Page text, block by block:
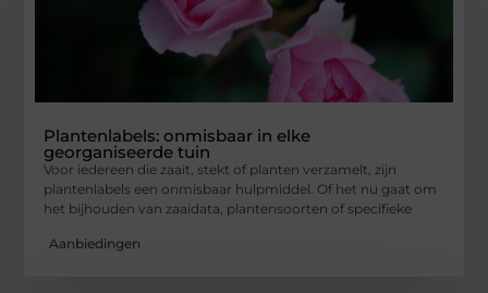
Plantenlabels: onmisbaar in elke
georganiseerde tuin
Voor iedereen die zaait, stekt of planten verzamelt, zijn
plantenlabels een onmisbaar hulpmiddel. Of het nu gaat om
het bijhouden van zaaidata, plantensoorten of specifieke
Aanbiedingen